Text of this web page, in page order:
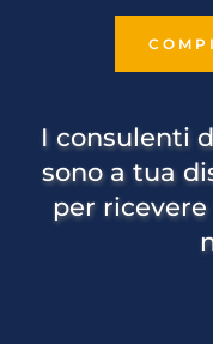
I consulenti
sono a tua
per